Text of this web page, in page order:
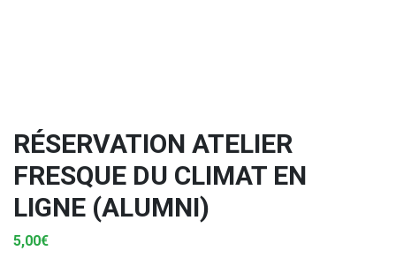
RÉSERVATION ATELIER
FRESQUE DU CLIMAT EN
LIGNE (ALUMNI)
5,00€